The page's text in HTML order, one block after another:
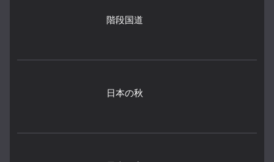
階段国道
日本の秋